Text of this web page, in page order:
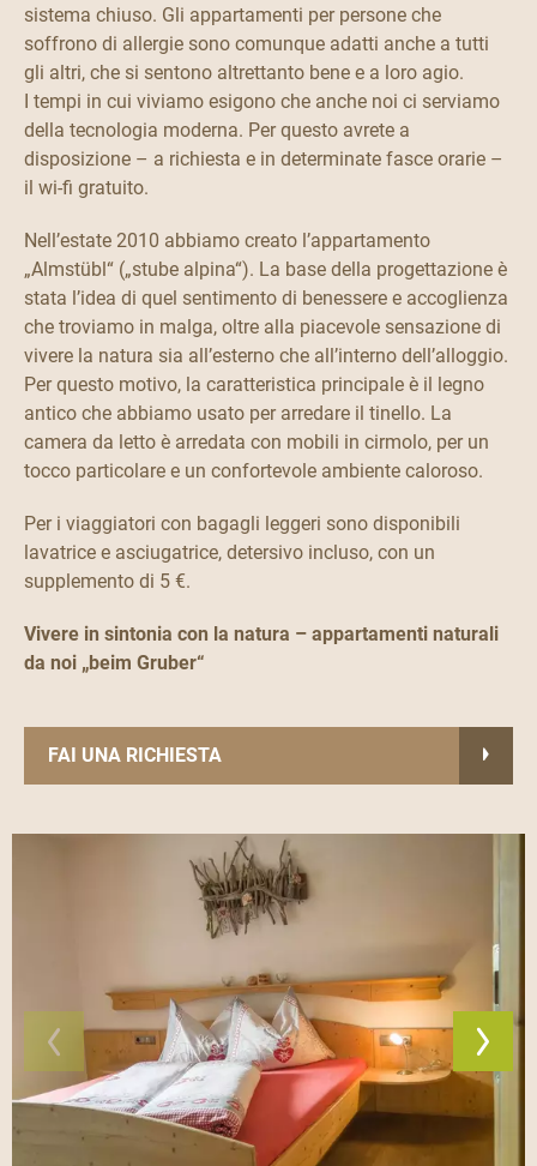
sistema chiuso. Gli appartamenti per persone che
soffrono di allergie sono comunque adatti anche a tutti
gli altri, che si sentono altrettanto bene e a loro agio.
I tempi in cui viviamo esigono che anche noi ci serviamo
della tecnologia moderna. Per questo avrete a
disposizione – a richiesta e in determinate fasce orarie –
il wi-fi gratuito.
Nell’estate 2010 abbiamo creato l’appartamento
„Almstübl“ („stube alpina“). La base della progettazione è
stata l’idea di quel sentimento di benessere e accoglienza
che troviamo in malga, oltre alla piacevole sensazione di
vivere la natura sia all’esterno che all’interno dell’alloggio.
Per questo motivo, la caratteristica principale è il legno
antico che abbiamo usato per arredare il tinello. La
camera da letto è arredata con mobili in cirmolo, per un
tocco particolare e un confortevole ambiente caloroso.
Per i viaggiatori con bagagli leggeri sono disponibili
lavatrice e asciugatrice, detersivo incluso, con un
supplemento di 5 €.
Vivere in sintonia con la natura – appartamenti naturali
da noi „beim Gruber“
FAI UNA RICHIESTA